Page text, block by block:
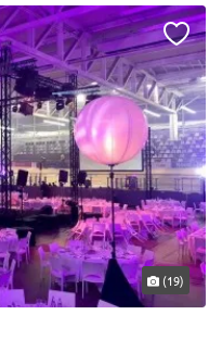
(19)